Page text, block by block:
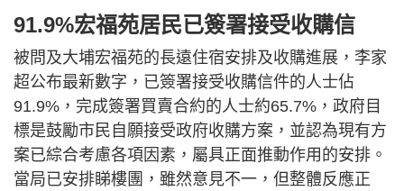
91.9%宏福苑居民已簽署接受收購信
被問及大埔宏福苑的長遠住宿安排及收購進展，李家
超公布最新數字，已簽署接受收購信件的人士佔
91.9%，完成簽署買賣合約的人士約65.7%，政府目
標是鼓勵市民自願接受政府收購方案，並認為現有方
案已綜合考慮各項因素，屬具正面推動作用的安排。
當局已安排睇樓團，雖然意見不一，但整體反應正